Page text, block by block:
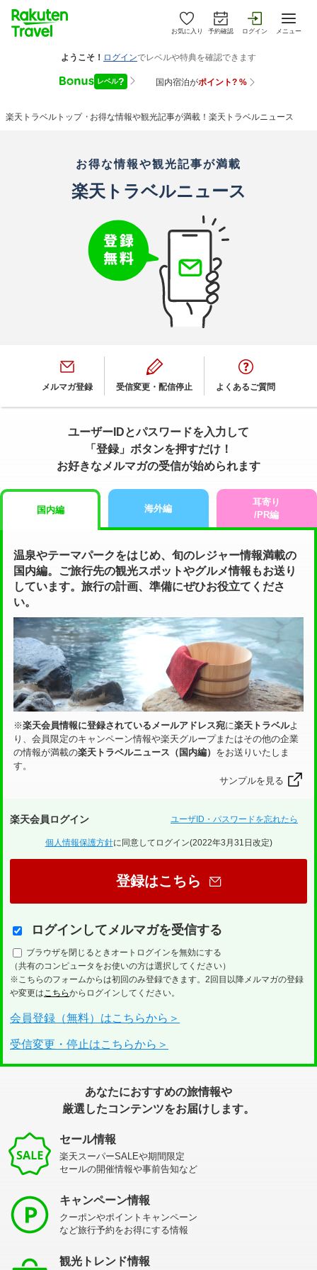
お気に入り 予約確認 ログイン メニュー
楽天トラベルトップ > お得な情報や観光記事が満載！楽天トラベルニュース
お得な情報や観光記事が満載
楽天トラベルニュース
メルマガ登録 受信変更・配信停止 よくあるご質問
ユーザーIDとパスワードを入力して
「登録」ボタンを押すだけ！
お好きなメルマガの受信が始められます
国内編 海外編
耳寄り
/PR編
温泉やテーマパークをはじめ、旬のレジャー情報満載の
国内編。ご旅行先の観光スポットやグルメ情報もお送り
しています。旅行の計画、準備にぜひお役立てくださ
い。
※楽天会員情報に登録されているメールアドレス宛に楽天トラベルよ
り、会員限定のキャンペーン情報や楽天グループまたはその他の企業
の情報が満載の楽天トラベルニュース（国内編） をお送りいたしま
す。
サンプルを見る
ユーザID・パスワードを忘れたら
楽天会員ログイン
個人情報保護方針に同意してログイン(2022年3月31日改定)
ログインしてメルマガを受信する
ブラウザを閉じるときオートログインを無効にする
（共有のコンピュータをお使いの方は選択してください）
※こちらのフォームからは初回のみ登録できます。2回目以降メルマガの登録
や変更はこちらからログインしてください。
会員登録（無料）はこちらから＞
受信変更・停止はこちらから＞
あなたにおすすめの旅情報や
厳選したコンテンツをお届けします。
セール情報
楽天スーパーSALEや期間限定
セールの開催情報や事前告知など
キャンペーン情報
クーポンやポイントキャンペーン
など旅行予約をお得にする情報
観光トレンド情報